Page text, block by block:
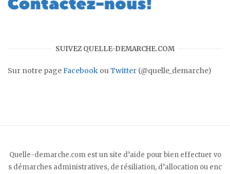
SUIVEZ QUELLE-DEMARCHE.COM
Sur notre pageFacebook ouTwitter (@quelle_demarche)
Quelle-demarche.com est un site d’aide pour bien effectuer vo
s démarches administratives, de résiliation, d’allocation ou enc